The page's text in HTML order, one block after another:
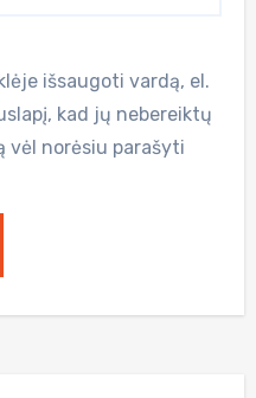
išsaugoti vardą, el.
kad jų nebereiktų
vėl norėsiu parašyti